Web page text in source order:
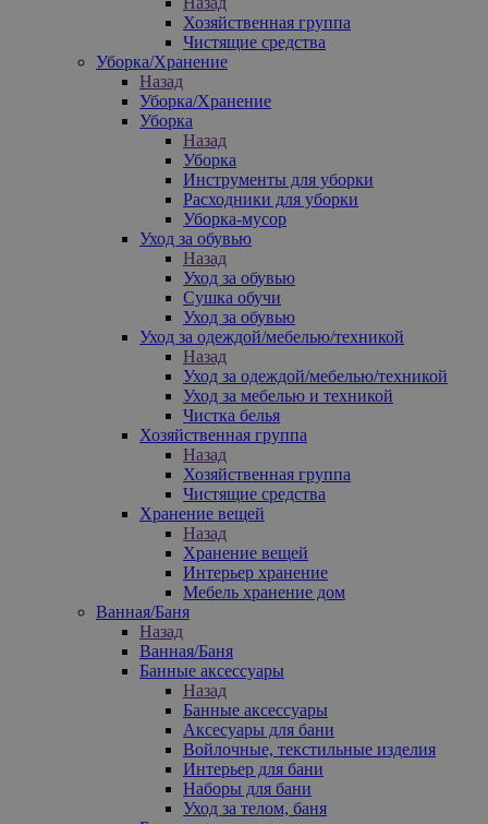
Хозяйственная группа
Чистящие средства
Уборка/Хранение
Назад
Уборка/Хранение
Уборка
Назад
Уборка
Инструменты для уборки
Расходники для уборки
Уборка-мусор
Уход за обувью
Назад
Уход за обувью
Сушка обучи
Уход за обувью
Уход за одеждой/мебелью/техникой
Назад
Уход за одеждой/мебелью/техникой
Уход за мебелью и техникой
Чистка белья
Хозяйственная группа
Назад
Хозяйственная группа
Чистящие средства
Хранение вещей
Назад
Хранение вещей
Интерьер хранение
Мебель хранение дом
Ванная/Баня
Назад
Ванная/Баня
Банные аксессуары
Назад
Банные аксессуары
Аксесуары для бани
Войлочные, текстильные изделия
Интерьер для бани
Наборы для бани
Уход за телом, баня